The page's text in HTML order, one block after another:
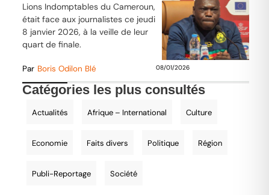
Lions Indomptables du Cameroun,
était face aux journalistes ce jeudi
8 janvier 2026, à la veille de leur
quart de finale.
Par Boris Odilon Blé 08/01/2026
Catégories les plus consultés
Actualités Afrique – International Culture
Economie Faits divers Politique Région
Publi-Reportage Société